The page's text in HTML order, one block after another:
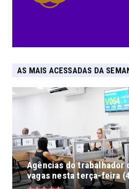
AS MAIS ACESSADAS DA
Agências do trabalhador
vagas nesta terça-feira